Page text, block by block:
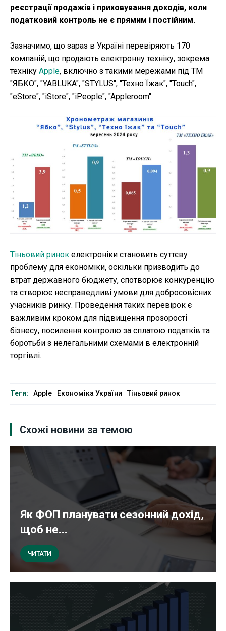
реєстрації продажів і приховування доходів, коли
податковий контроль не є прямим і постійним.
Зазначимо, що зараз в Україні перевіряють 170
компаній, що продають електронну техніку, зокрема
техніку Apple, включно з такими мережами під ТМ
"ЯБКО", "YABLUKA", "STYLUS", "Техно Їжак", "Touch",
"eStore", "iStore", "iPeople", "Appleroom".
Тіньовий ринок електроніки становить суттєву
проблему для економіки, оскільки призводить до
втрат державного бюджету, спотворює конкуренцію
та створює несправедливі умови для добросовісних
учасників ринку. Проведення таких перевірок є
важливим кроком для підвищення прозорості
бізнесу, посилення контролю за сплатою податків та
боротьби з нелегальними схемами в електронній
торгівлі.
Теги: Apple Економіка України Тіньовий ринок
Схожі новини за темою
Як ФОП планувати сезонний дохід,
щоб не...
ЧИТАТИ